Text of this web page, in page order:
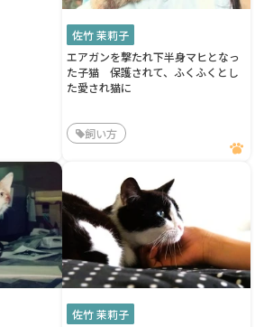
佐竹 茉莉子
エアガンを撃たれ下半身マヒとなっ
た子猫 保護されて、ふくふくとし
た愛され猫に
飼い方
佐竹 茉莉子